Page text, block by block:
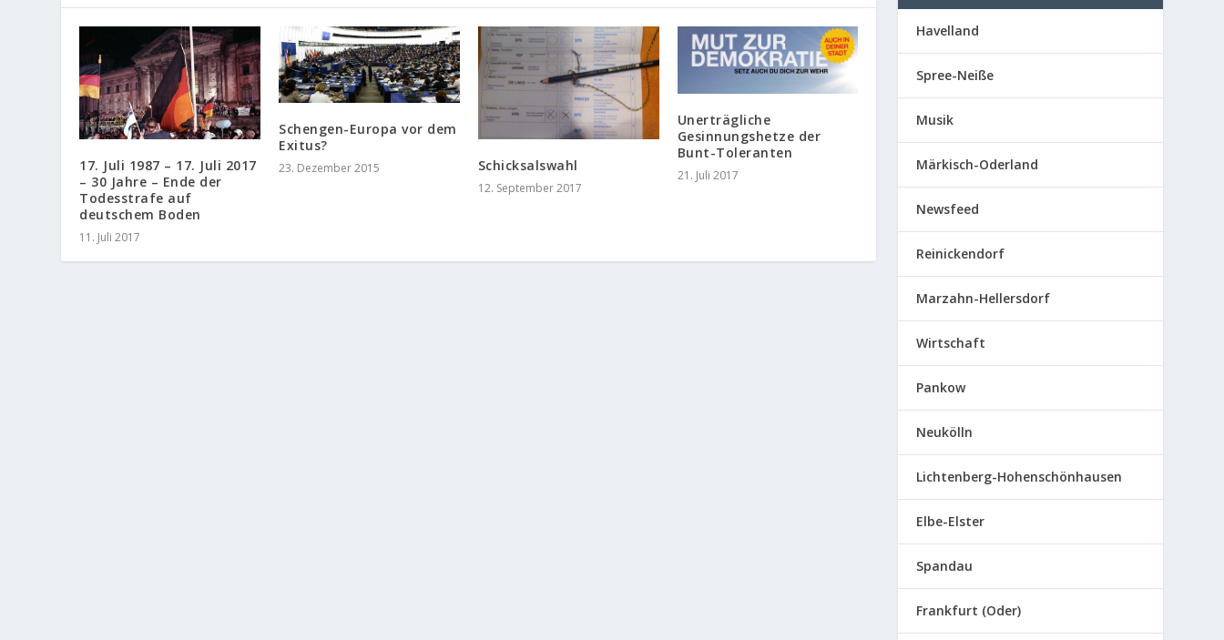
17. Juli 1987 – 17. Juli 2017
– 30 Jahre – Ende der
Todesstrafe auf
deutschem Boden
11. Juli 2017
Schengen-Europa vor dem
Exitus?
23. Dezember 2015 Schicksalswahl
12. September 2017
Unerträgliche
Gesinnungshetze der
Bunt-Toleranten
21. Juli 2017
Havelland
Spree-Neiße
Musik
Märkisch-Oderland
Newsfeed
Reinickendorf
Marzahn-Hellersdorf
Wirtschaft
Pankow
Neukölln
Lichtenberg-Hohenschönhausen
Elbe-Elster
Spandau
Frankfurt (Oder)